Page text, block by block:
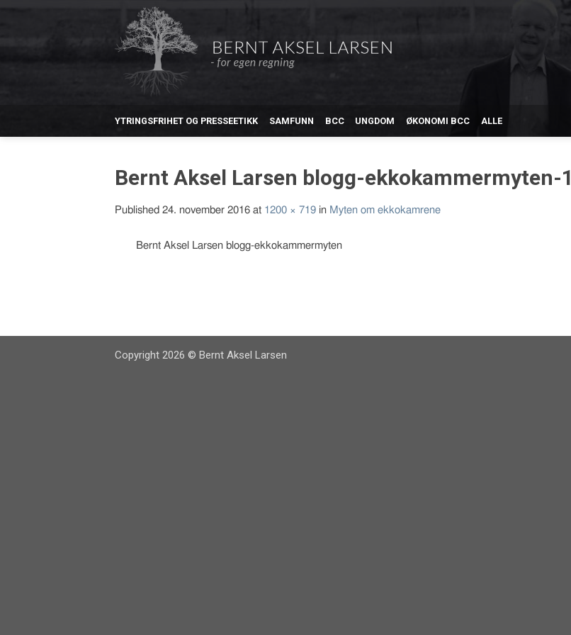
YTRINGSFRIHET OG PRESSEETIKK SAMFUNN BCC UNGDOM ØKONOMI BCC ALLE
Bernt Aksel Larsen blogg-ekkokammermyten-1
Published 24. november 2016 at 1200 × 719 in Myten om ekkokamrene
Bernt Aksel Larsen blogg-ekkokammermyten
Copyright 2026 © Bernt Aksel Larsen